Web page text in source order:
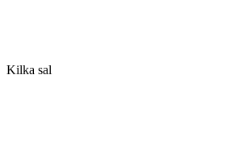
Kilka sal